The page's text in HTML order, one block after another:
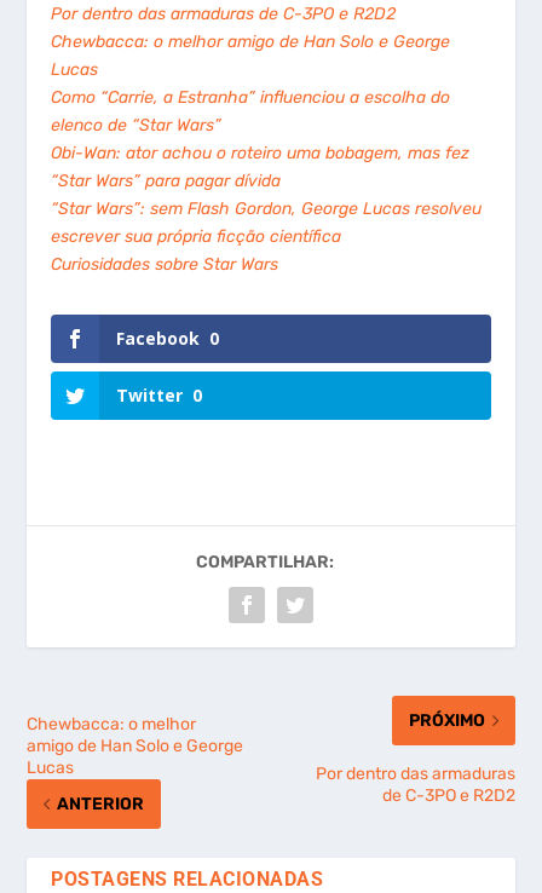
Por dentro das armaduras de C-3PO e R2D2
Chewbacca: o melhor amigo de Han Solo e George
Lucas
Como “Carrie, a Estranha” influenciou a escolha do
elenco de “Star Wars”
Obi-Wan: ator achou o roteiro uma bobagem, mas fez
“Star Wars” para pagar dívida
“Star Wars”: sem Flash Gordon, George Lucas resolveu
escrever sua própria ficção científica
Curiosidades sobre Star Wars
Facebook 0
Twitter 0
COMPARTILHAR:
Chewbacca: o melhor
amigo de Han Solo e George
Lucas
ANTERIOR
PRÓXIMO
Por dentro das armaduras
de C-3PO e R2D2
POSTAGENS RELACIONADAS